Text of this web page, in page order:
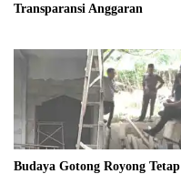
Transparansi Anggaran
Budaya Gotong Royong Tetap